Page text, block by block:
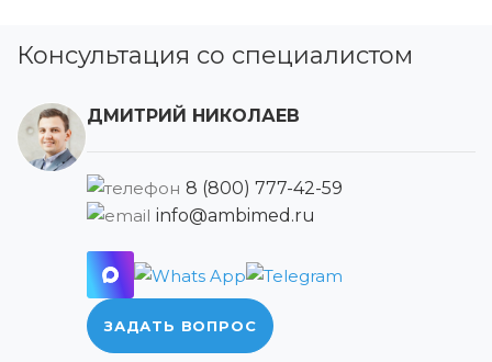
Консультация со специалистом
ДМИТРИЙ НИКОЛАЕВ
8 (800) 777-42-59
info@ambimed.ru
ЗАДАТЬ ВОПРОС